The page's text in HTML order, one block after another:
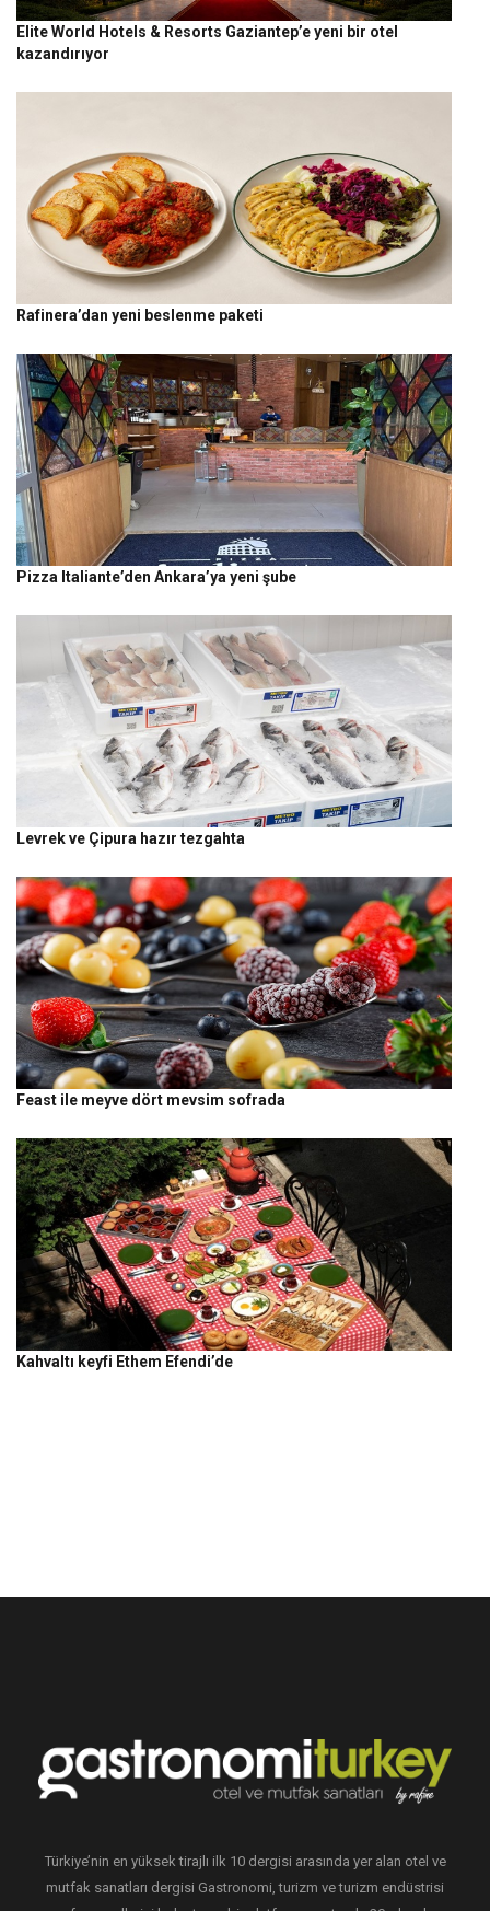
Elite World Hotels & Resorts Gaziantep’e yeni bir otel
kazandırıyor
Rafinera’dan yeni beslenme paketi
Pizza Italiante’den Ankara’ya yeni şube
Levrek ve Çipura hazır tezgahta
Feast ile meyve dört mevsim sofrada
Kahvaltı keyfi Ethem Efendi’de
Türkiye’nin en yüksek tirajlı ilk 10 dergisi arasında yer alan otel ve
mutfak sanatları dergisi Gastronomi, turizm ve turizm endüstrisi